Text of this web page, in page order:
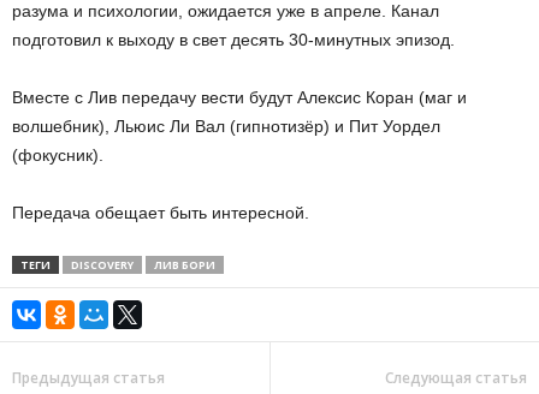
разума и психологии, ожидается уже в апреле. Канал
подготовил к выходу в свет десять 30-минутных эпизод.
Вместе с Лив передачу вести будут Алексис Коран (маг и
волшебник), Льюис Ли Вал (гипнотизёр) и Пит Уордел
(фокусник).
Передача обещает быть интересной.
ТЕГИ DISCOVERY ЛИВ БОРИ
Предыдущая статья Следующая статья